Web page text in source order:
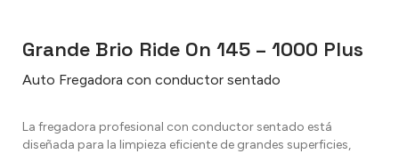
Grande Brio Ride On 145 – 1000 Plus
Auto Fregadora con conductor sentado
La fregadora profesional con conductor sentado está
diseñada para la limpieza eficiente de grandes superficies,